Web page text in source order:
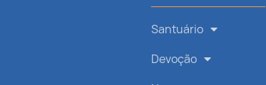
Santuário
Devoção